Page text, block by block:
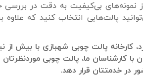
بی‌کیفیت به دقت در بررسی
پالت‌هایی انتخاب کنید که علاوه
کارخانه پالت چوبی شهبازی با بیش
با کارشناسان ما، پالت چوبی
در خدمتتان قرار دهد.